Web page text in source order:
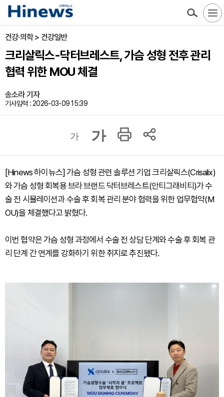
건강·의학 > 건강일반
크리살릭스-닥터브레스트, 가슴 성형 전후 관리
협력 위한 MOU 체결
송소라 기자
기사입력 : 2026-03-09 15:39
가 가
[Hinews 하이뉴스] 가슴 성형 관련 솔루션 기업 크리살릭스(Crisalix)
와 가슴 성형 회복용 브라 브랜드 닥터브레스트(안티그래비티)가 수
술 전 시뮬레이션과 수술 후 회복 관리 분야 협력을 위한 업무협약(M
OU)을 체결했다고 밝혔다.
이번 협약은 가슴 성형 과정에서 수술 전 상담 단계와 수술 후 회복 관
리 단계 간 연계를 강화하기 위한 취지로 추진됐다.